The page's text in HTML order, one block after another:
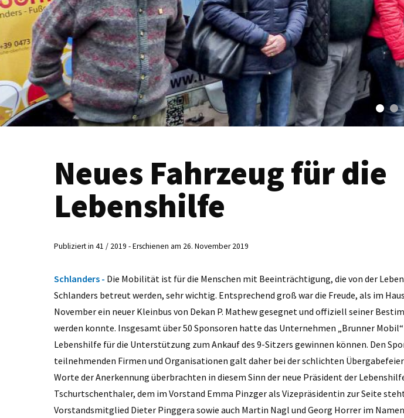
Neues Fahrzeug für die
Lebenshilfe
Publiziert in 41 / 2019 - Erschienen am 26. November 2019
Schlanders - Die Mobilität ist für die Menschen mit Beeinträchtigung, die von der
Schlanders betreut werden, sehr wichtig. Entsprechend groß war die Freude, als im
November ein neuer Kleinbus von Dekan P. Mathew gesegnet und offiziell seiner
werden konnte. Insgesamt über 50 Sponsoren hatte das Unternehmen „Brunner
Lebenshilfe für die Unterstützung zum Ankauf des 9-Sitzers gewinnen können. Den
teilnehmenden Firmen und Organisationen galt daher bei der schlichten
Worte der Anerkennung überbrachten in diesem Sinn der neue Präsident der
Tschurtschenthaler, dem im Vorstand Emma Pinzger als Vizepräsidentin zur Seite
Vorstandsmitglied Dieter Pinggera sowie auch Martin Nagl und Georg Horrer im